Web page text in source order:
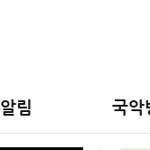
알림 국악